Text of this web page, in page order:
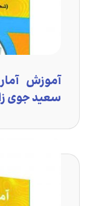
آموزش
سعید جوی